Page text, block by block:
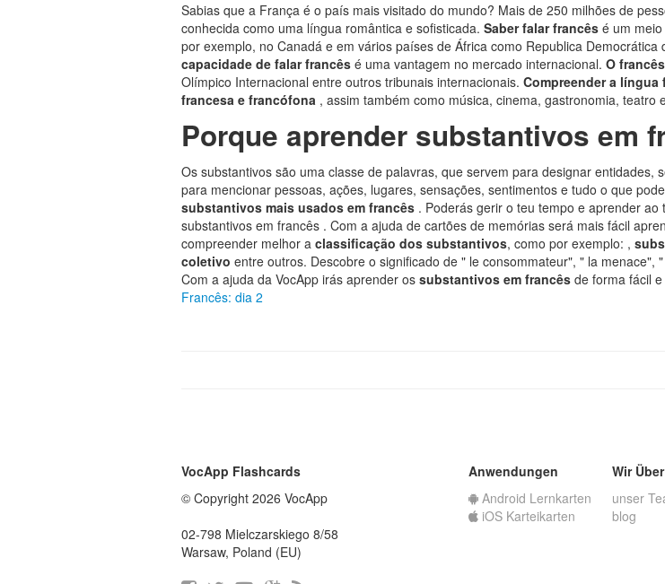
Sabias que a França é o país mais visitado do mundo? Mais de 250 milhões de
conhecida como uma língua romântica e sofisticada. Saber falar francês é um
por exemplo, no Canadá e em vários países de África como Republica
capacidade de falar francês é uma vantagem no mercado internacional. O
Olímpico Internacional entre outros tribunais internacionais. Compreender a língua
francesa e francófona , assim também como música, cinema, gastronomia, teatro
Porque aprender substantivos em
Os substantivos são uma classe de palavras, que servem para designar
para mencionar pessoas, ações, lugares, sensações, sentimentos e tudo o que
substantivos mais usados em francês . Poderás gerir o teu tempo e aprender
substantivos em francês . Com a ajuda de cartões de memórias será mais fácil
compreender melhor a classificação dos substantivos, como por exemplo: ,
coletivo entre outros. Descobre o significado de " le consommateur", " la menace",
Com a ajuda da VocApp irás aprender os substantivos em francês de forma fácil
Francês: dia 2
VocApp Flashcards
© Copyright 2026 VocApp
02-798 Mielczarskiego 8/58
Warsaw, Poland (EU)
Anwendungen
Android Lernkarten
iOS Karteikarten
Wir
unser
blog